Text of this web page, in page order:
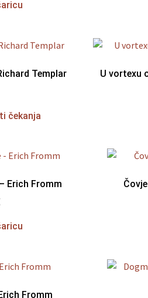
Templar
čekanja
U vortexu
Erich Fromm
Fromm